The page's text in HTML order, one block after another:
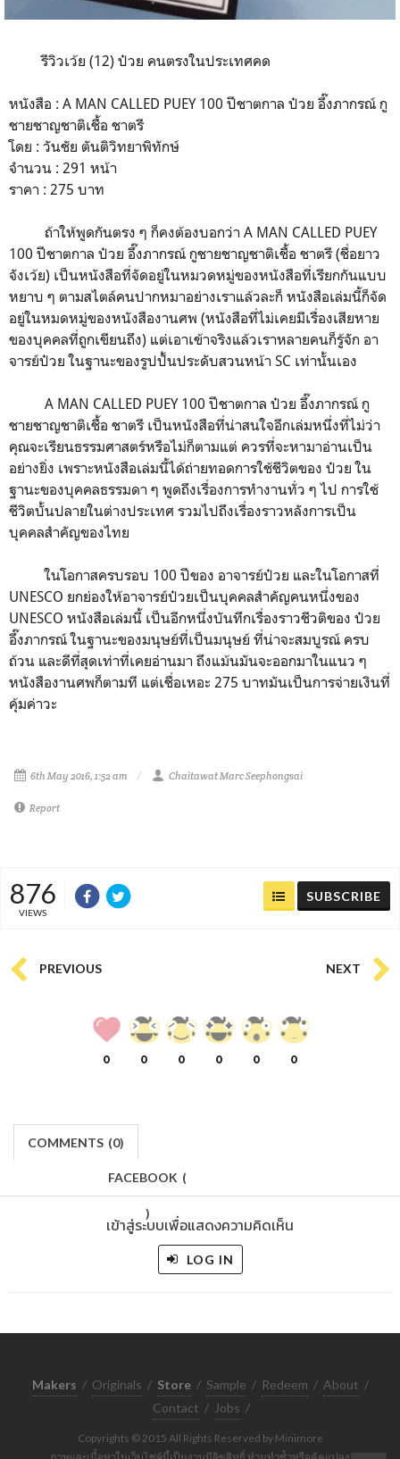
รีวิวเว้ย (12) ป๋วย คนตรงในประเทศคด
หนังสือ : A MAN CALLED PUEY 100 ปีชาตกาล ป๋วย อึ๊งภากรณ์ กู
ชายชาญชาติเชื้อ ชาตรี
โดย : วันชัย ตันติวิทยาพิทักษ์
จำนวน : 291 หน้า
ราคา : 275 บาท
ถ้าให้พูดกันตรง ๆ ก็คงต้องบอกว่า A MAN CALLED PUEY
100 ปีชาตกาล ป๋วย อึ๊งภากรณ์ กูชายชาญชาติเชื้อ ชาตรี (ชื่อยาว
จังเว้ย) เป็นหนังสือที่จัดอยู่ในหมวดหมู่ของหนังสือที่เรียกกันแบบ
หยาบ ๆ ตามสไตล์คนปากหมาอย่างเราแล้วละก็ หนังสือเล่มนี้ก็จัด
อยู่ในหมดหมู่ของหนังสืองานศพ (หนังสือที่ไม่เคยมีเรื่องเสียหาย
ของบุคคลที่ถูกเขียนถึง) แต่เอาเข้าจริงแล้วเราหลายคนก็รู้จัก อา
จารย์ป๋วย ในฐานะของรูปปั้นประดับสวนหน้า SC เท่านั้นเอง
A MAN CALLED PUEY 100 ปีชาตกาล ป๋วย อึ๊งภากรณ์ กู
ชายชาญชาติเชื้อ ชาตรี เป็นหนังสือที่น่าสนใจอีกเล่มหนึ่งที่ไม่ว่า
คุณจะเรียนธรรมศาสตร์หรือไม่ก็ตามแต่ ควรที่จะหามาอ่านเป็น
อย่างยิ่ง เพราะหนังสือเล่มนี้ได้ถ่ายทอดการใช้ชีวิตของ ป๋วย ใน
ฐานะของบุคคลธรรมดา ๆ พูดถึงเรื่องการทำงานทั่ว ๆ ไป การใช้
ชีวิตบั้นปลายในต่างประเทศ รวมไปถึงเรื่องราวหลังการเป็น
บุคคลสำคัญของไทย
ในโอกาสครบรอบ 100 ปีของ อาจารย์ป๋วย และในโอกาสที่
UNESCO ยกย่องให้อาจารย์ป๋วยเป็นบุคคลสำคัญคนหนึ่งของ
UNESCO หนังสือเล่มนี้ เป็นอีกหนึ่งบันทึกเรื่องราวชีวติของ ป๋วย
อึ๊งภากรณ์ ในฐานะของมนุษย์ที่เป็นมนุษย์ ที่น่าจะสมบูรณ์ ครบ
ถ้วน และดีที่สุดเท่าที่เคยอ่านมา ถึงแม้นมันจะออกมาในแนว ๆ
หนังสืองานศพก็ตามที แต่เชื่อเหอะ 275 บาทมันเป็นการจ่ายเงินที่
คุ้มค่าวะ
6th May 2016, 1:52 am Chaitawat Marc Seephongsai
Report
876
VIEWS
SUBSCRIBE
PREVIOUS NEXT
0 0 0 0 0 0
COMMENTS (0)
FACEBOOK (
)
เข้าสู่ระบบเพื่อแสดงความคิดเห็น
LOG IN
Makers / Originals / Store / Sample / Redeem / About /
Contact / Jobs /
Copyrights © 2015 All Rights Reserved by Minimore